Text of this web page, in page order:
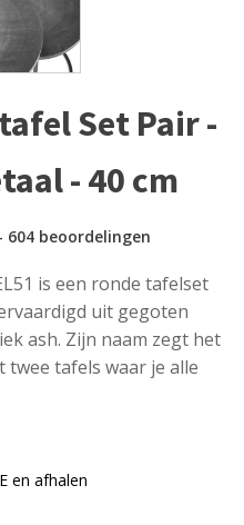
Set Pair -
- 40 cm
604 beoordelingen
is een ronde tafelset
uit gegoten
ash. Zijn naam zegt het
twee tafels waar je alle
en afhalen